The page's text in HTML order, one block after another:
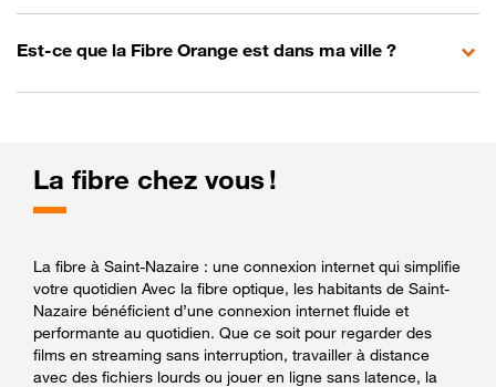
Est-ce que la Fibre Orange est dans ma ville ?
La fibre chez vous !
La fibre à Saint-Nazaire : une connexion internet qui simplifie
votre quotidien Avec la fibre optique, les habitants de Saint-
Nazaire bénéficient d’une connexion internet fluide et
performante au quotidien. Que ce soit pour regarder des
films en streaming sans interruption, travailler à distance
avec des fichiers lourds ou jouer en ligne sans latence, la